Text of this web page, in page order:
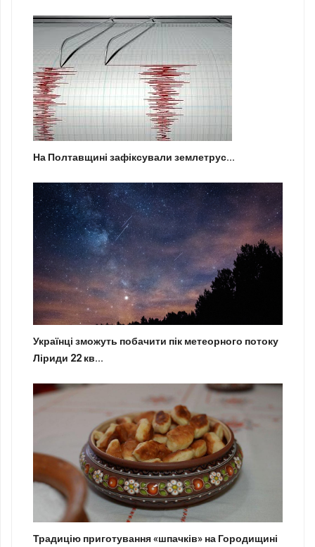
На Полтавщині зафіксували землетрус...
Українці зможуть побачити пік метеорного потоку
Ліриди 22 кв...
Традицію приготування «шпачків» на Городищині